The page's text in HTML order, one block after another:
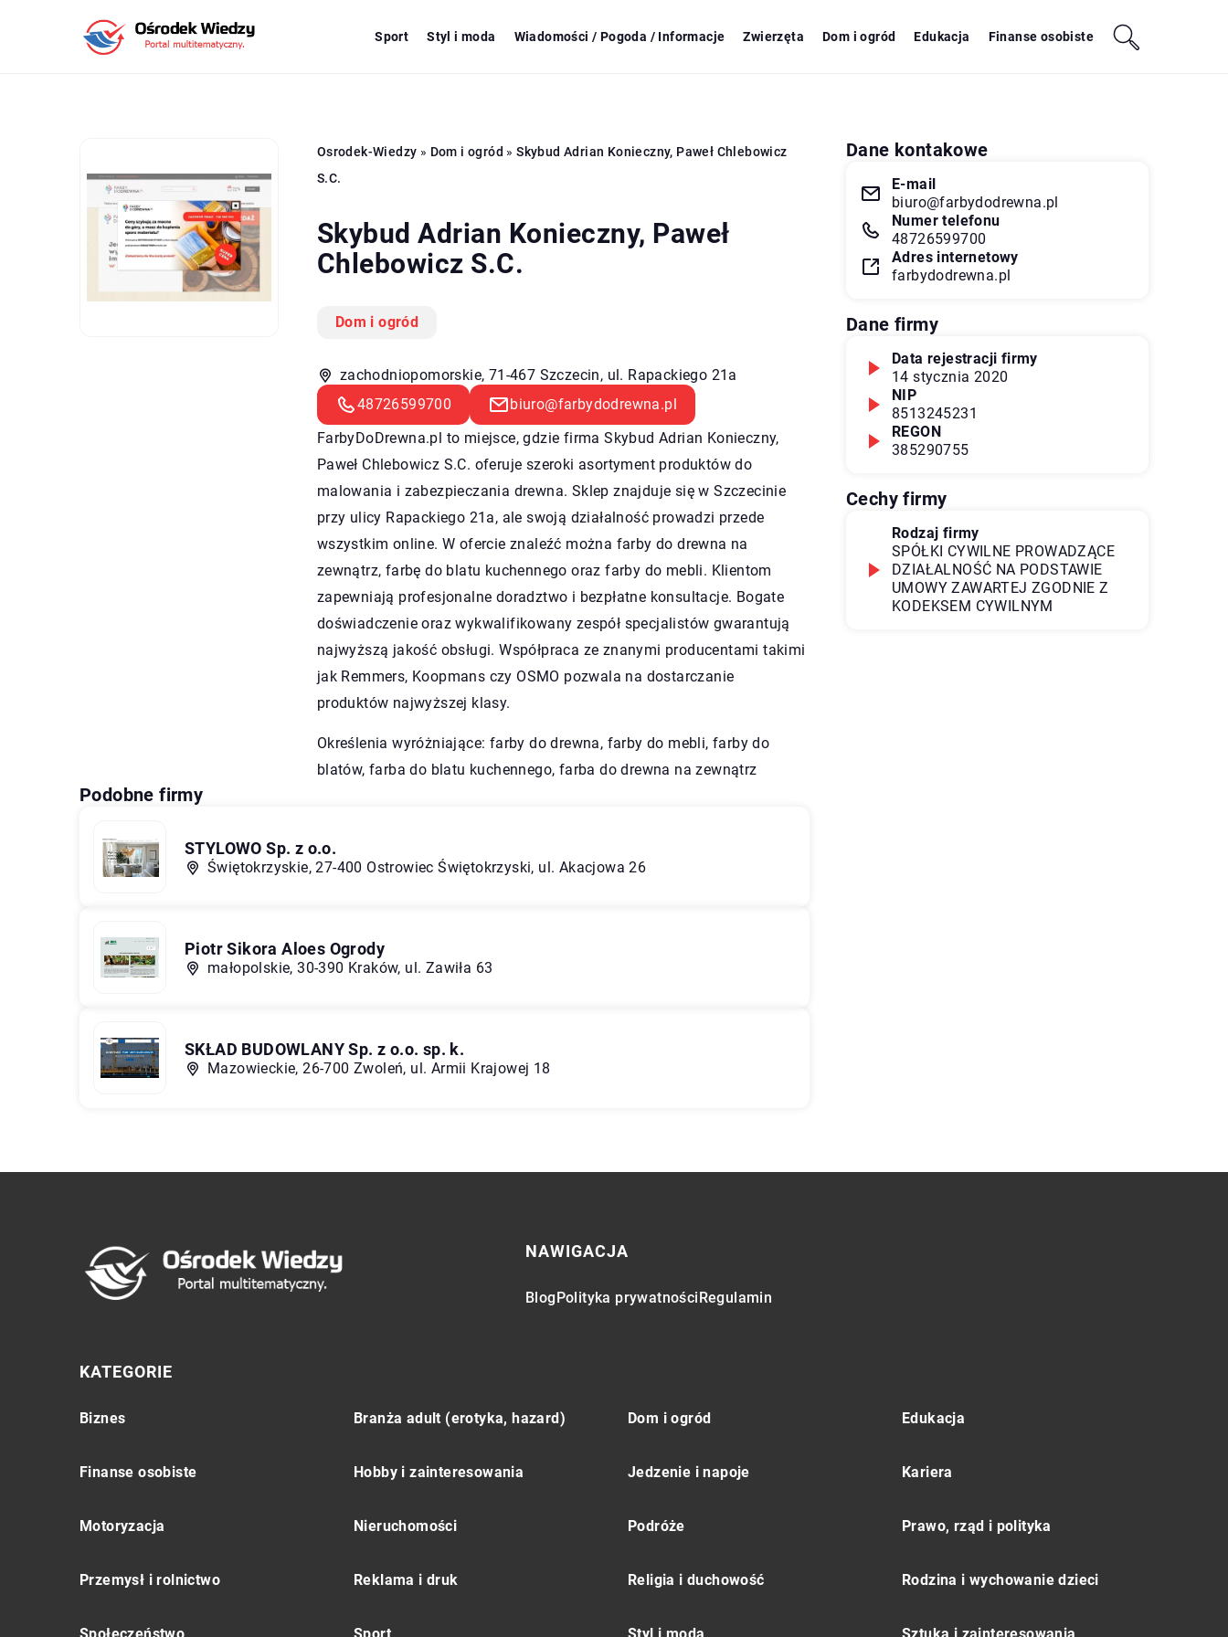
Sport Styl i moda Wiadomości / Pogoda / Informacje Zwierzęta Dom i ogród Edukacja Finanse osobiste
Osrodek-Wiedzy » Dom i ogród »Skybud Adrian Konieczny, Paweł Chlebowicz
S.C.
Skybud Adrian Konieczny, Paweł
Chlebowicz S.C.
Dom i ogród
zachodniopomorskie, 71-467 Szczecin, ul. Rapackiego 21a
48726599700
biuro@farbydodrewna.pl
FarbyDoDrewna.pl to miejsce, gdzie firma Skybud Adrian Konieczny,
Paweł Chlebowicz S.C. oferuje szeroki asortyment produktów do
malowania i zabezpieczania drewna. Sklep znajduje się w Szczecinie
przy ulicy Rapackiego 21a, ale swoją działalność prowadzi przede
wszystkim online. W ofercie znaleźć można farby do drewna na
zewnątrz, farbę do blatu kuchennego oraz farby do mebli. Klientom
zapewniają profesjonalne doradztwo i bezpłatne konsultacje. Bogate
doświadczenie oraz wykwalifikowany zespół specjalistów gwarantują
najwyższą jakość obsługi. Współpraca ze znanymi producentami takimi
jak Remmers, Koopmans czy OSMO pozwala na dostarczanie
produktów najwyższej klasy.
Określenia wyróżniające: farby do drewna, farby do mebli, farby do
blatów, farba do blatu kuchennego, farba do drewna na zewnątrz
Podobne firmy
STYLOWO Sp. z o.o.
Świętokrzyskie, 27-400 Ostrowiec Świętokrzyski, ul. Akacjowa 26
Piotr Sikora Aloes Ogrody
małopolskie, 30-390 Kraków, ul. Zawiła 63
SKŁAD BUDOWLANY Sp. z o.o. sp. k.
Mazowieckie, 26-700 Zwoleń, ul. Armii Krajowej 18
Dane kontakowe
E-mail
biuro@farbydodrewna.pl
Numer telefonu
48726599700
Adres internetowy
farbydodrewna.pl
Dane firmy
Data rejestracji firmy
14 stycznia 2020
NIP
8513245231
REGON
385290755
Cechy firmy
Rodzaj firmy
SPÓŁKI CYWILNE PROWADZĄCE
DZIAŁALNOŚĆ NA PODSTAWIE
UMOWY ZAWARTEJ ZGODNIE Z
KODEKSEM CYWILNYM
NAWIGACJA
BlogPolityka prywatnościRegulamin
KATEGORIE
Biznes Branża adult (erotyka, hazard) Dom i ogród Edukacja
Finanse osobiste Hobby i zainteresowania Jedzenie i napoje Kariera
Motoryzacja Nieruchomości Podróże Prawo, rząd i polityka
Przemysł i rolnictwo Reklama i druk Religia i duchowość Rodzina i wychowanie dzieci